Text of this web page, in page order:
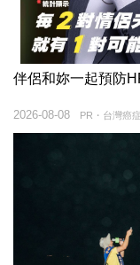
伴侶和妳一起預防
PR・台灣癌
2026-08-08